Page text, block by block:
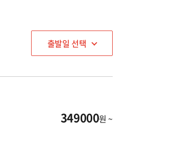
출발일 선택
349000원 ~